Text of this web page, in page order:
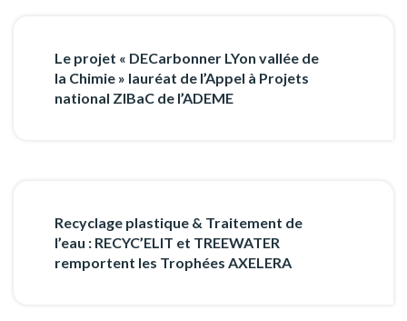
Le projet « DECarbonner LYon vallée de
la Chimie » lauréat de l’Appel à Projets
national ZIBaC de l’ADEME
Recyclage plastique & Traitement de
l’eau : RECYC’ELIT et TREEWATER
remportent les Trophées AXELERA